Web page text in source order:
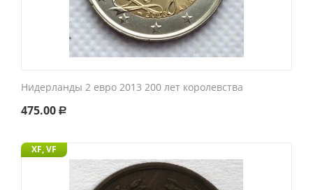
Нидерланды 2 евро 2013 200 лет королевства
475.00 Р
XF, VF